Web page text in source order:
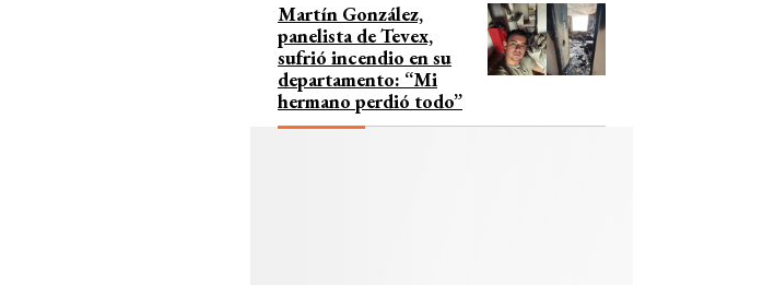
Martín González,
panelista de Tevex,
sufrió incendio en su
departamento: “Mi
hermano perdió todo”